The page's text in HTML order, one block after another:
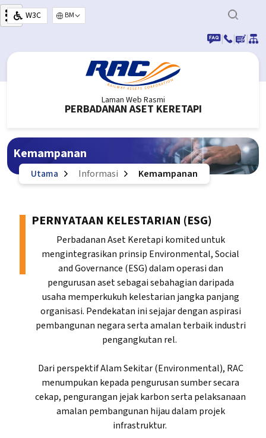
Langkau ke kandungan utama
W3C
Select your language
|
| |
Laman Web Rasmi
PERBADANAN ASET KERETAPI
Kemampanan
Utama Informasi Kemampanan
PERNYATAAN KELESTARIAN (ESG)
Perbadanan Aset Keretapi komited untuk
mengintegrasikan prinsip Environmental, Social
and Governance (ESG) dalam operasi dan
pengurusan aset sebagai sebahagian daripada
usaha memperkukuh kelestarian jangka panjang
organisasi. Pendekatan ini sejajar dengan aspirasi
pembangunan negara serta amalan terbaik industri
pengangkutan rel.
Dari perspektif Alam Sekitar (Environmental), RAC
menumpukan kepada pengurusan sumber secara
cekap, pengurangan jejak karbon serta pelaksanaan
amalan pembangunan hijau dalam projek
infrastruktur.